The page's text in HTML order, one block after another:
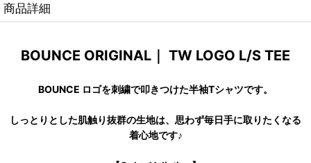
商品詳細
BOUNCE ORIGINAL｜ TW LOGO L/S TEE
BOUNCE ロゴを刺繍で叩きつけた半袖Tシャツです。
しっとりとした肌触り抜群の生地は、思わず毎日手に取りたくなる
着心地です♪